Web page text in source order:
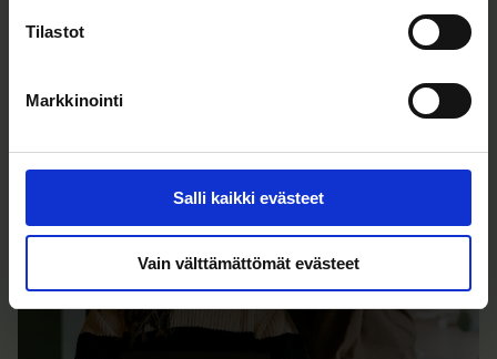
Tilastot
Markkinointi
Salli kaikki evästeet
Vain välttämättömät evästeet